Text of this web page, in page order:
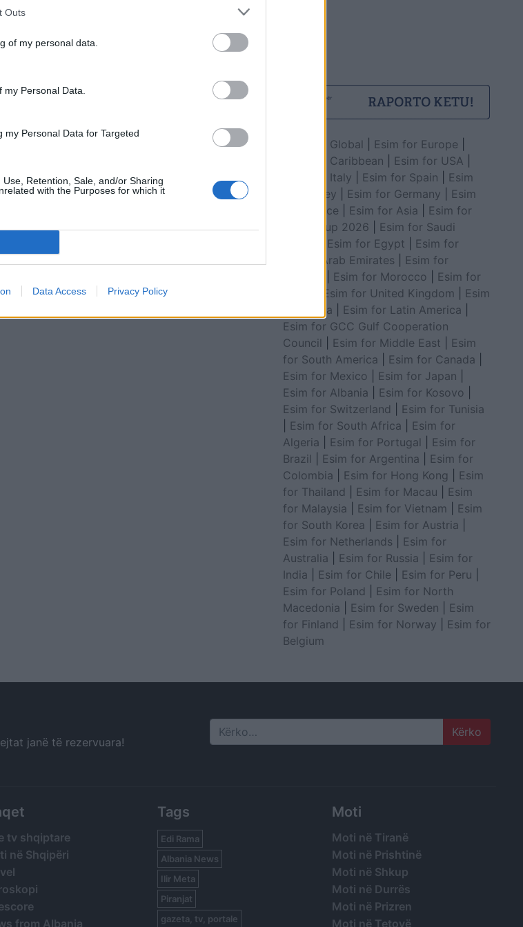
Outs
of my personal data.
Personal Data.
Personal Data for Targeted
Retention, Sale, and/or Sharing
with the Purposes for which it
Data Access Privacy Policy
Esim for Global Esim for Europe
Esim for Caribbean
Esim for USA
Esim for Italy
Esim for Spain
Esim
for Turkey
Esim for Germany
Esim
for Greece
Esim for Asia
Esim for
World Cup 2026
Esim for Saudi
Esim for Egypt
Esim for
United Arab Emirates
Esim for
Esim for Morocco
Esim for
Esim for United Kingdom
Esim
for Africa
Esim for Latin America
Esim for GCC Gulf Cooperation
Council
Esim for Middle East
Esim
for South America
Esim for Canada
Esim for Mexico
Esim for Japan
Esim for Albania
Esim for Kosovo
Esim for Switzerland
Esim for Tunisia
Esim for South Africa
Esim for
Algeria
Esim for Portugal
Esim for
Brazil
Esim for Argentina
Esim for
Colombia
Esim for Hong Kong
Esim
for Thailand
Esim for Macau
Esim
for Malaysia
Esim for Vietnam
Esim
for South Korea
Esim for Austria
Esim for Netherlands
Esim for
Australia
Esim for Russia
Esim for
India
Esim for Chile Esim for Peru
Esim for Poland
Esim for North
Macedonia
Esim for Sweden
Esim
for Finland
Esim for Norway
Esim for
Belgium
janë të rezervuara! Search
tv shqiptare
në Shqipëri
from Albania
Tags
Edi Rama
Albania News
Ilir Meta
Piranjat
gazeta, tv, portale
Moti
Moti në Tiranë
Moti në Prishtinë
Moti në Shkup
Moti në Durrës
Moti në Prizren
Moti në Tetovë